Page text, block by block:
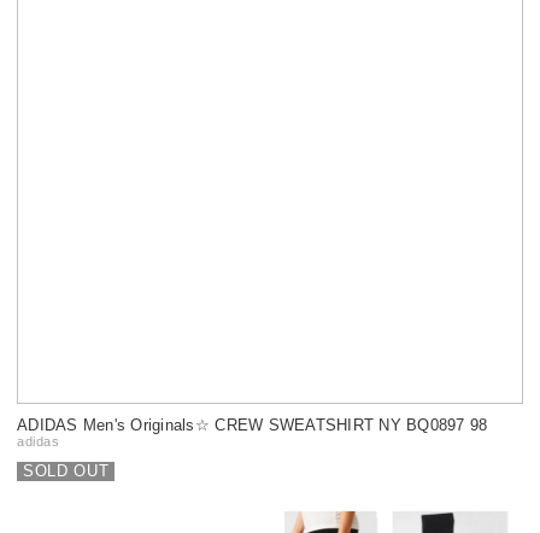
ADIDAS Men's Originals☆ CREW SWEATSHIRT NY BQ0897 98
adidas
SOLD OUT